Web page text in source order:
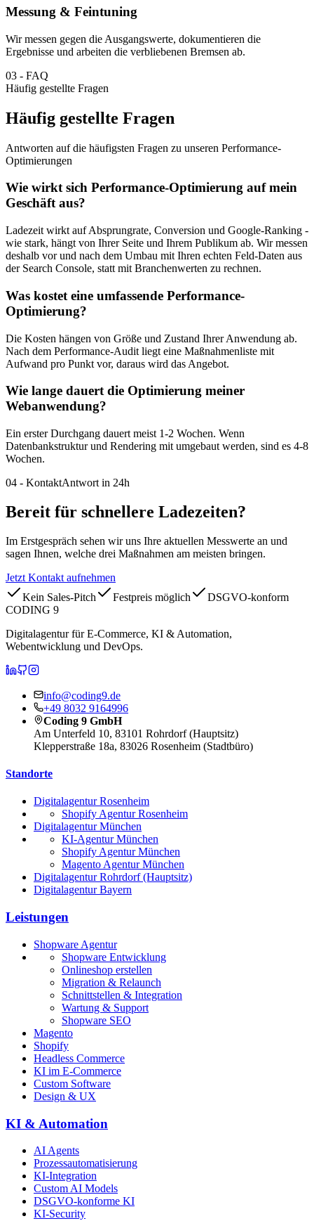
Messung & Feintuning
Wir messen gegen die Ausgangswerte, dokumentieren die
Ergebnisse und arbeiten die verbliebenen Bremsen ab.
03 - FAQ
Häufig gestellte Fragen
Häufig gestellte Fragen
Antworten auf die häufigsten Fragen zu unseren Performance-
Optimierungen
Wie wirkt sich Performance-Optimierung auf mein
Geschäft aus?
Ladezeit wirkt auf Absprungrate, Conversion und Google-Ranking -
wie stark, hängt von Ihrer Seite und Ihrem Publikum ab. Wir messen
deshalb vor und nach dem Umbau mit Ihren echten Feld-Daten aus
der Search Console, statt mit Branchenwerten zu rechnen.
Was kostet eine umfassende Performance-
Optimierung?
Die Kosten hängen von Größe und Zustand Ihrer Anwendung ab.
Nach dem Performance-Audit liegt eine Maßnahmenliste mit
Aufwand pro Punkt vor, daraus wird das Angebot.
Wie lange dauert die Optimierung meiner
Webanwendung?
Ein erster Durchgang dauert meist 1-2 Wochen. Wenn
Datenbankstruktur und Rendering mit umgebaut werden, sind es 4-8
Wochen.
04 - KontaktAntwort in 24h
Bereit für schnellere Ladezeiten?
Im Erstgespräch sehen wir uns Ihre aktuellen Messwerte an und
sagen Ihnen, welche drei Maßnahmen am meisten bringen.
Jetzt Kontakt aufnehmen
Kein Sales-Pitch
Festpreis möglich
DSGVO-konform
CODING 9
Digitalagentur für E-Commerce, KI & Automation,
Webentwicklung und DevOps.
CODING 9 auf LinkedIn
CODING 9 auf GitHub
CODING 9 auf Instagram
info@coding9.de
+49 8032 9164996
Coding 9 GmbH
Am Unterfeld 10, 83101 Rohrdorf (Hauptsitz)
Klepperstraße 18a, 83026 Rosenheim (Stadtbüro)
Standorte
Digitalagentur Rosenheim
Shopify Agentur Rosenheim
Digitalagentur München
KI-Agentur München
Shopify Agentur München
Magento Agentur München
Digitalagentur Rohrdorf (Hauptsitz)
Digitalagentur Bayern
Leistungen
Shopware Agentur
Shopware Entwicklung
Onlineshop erstellen
Migration & Relaunch
Schnittstellen & Integration
Wartung & Support
Shopware SEO
Magento
Shopify
Headless Commerce
KI im E-Commerce
Custom Software
Design & UX
KI & Automation
AI Agents
Prozessautomatisierung
KI-Integration
Custom AI Models
DSGVO-konforme KI
KI-Security